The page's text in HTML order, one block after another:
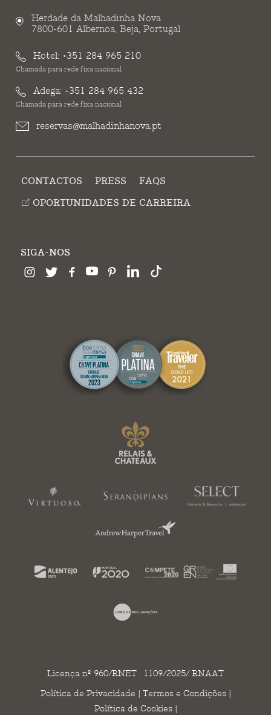
Herdade da Malhadinha Nova
7800-601 Albernoa, Beja, Portugal
Hotel: +351 284 965 210
Chamada para rede fixa nacional
Adega: +351 284 965 432
Chamada para rede fixa nacional
reservas@malhadinhanova.pt
CONTACTOS PRESS
FAQS
OPORTUNIDADES DE CARREIRA
SIGA-NOS
Licença nº 960/RNET . 1109/2025/ RNAAT
Política de Privacidade | Termos e Condições|
Política de Cookies|